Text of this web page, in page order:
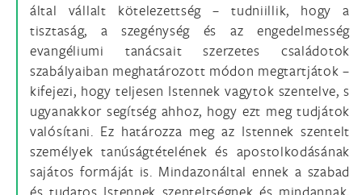
által vállalt kötelezettség – tudniillik, hogy a
tisztaság, a szegénység és az engedelmesség
evangéliumi tanácsait szerzetes családotok
szabályaiban meghatározott módon megtartjátok –
kifejezi, hogy teljesen Istennek vagytok szentelve, s
ugyanakkor segítség ahhoz, hogy ezt meg tudjátok
valósítani. Ez határozza meg az Istennek szentelt
személyek tanúságtételének és apostolkodásának
sajátos formáját is. Mindazonáltal ennek a szabad